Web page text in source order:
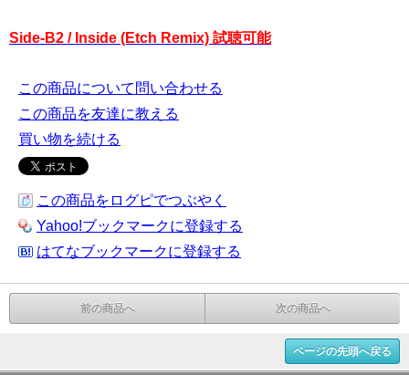
Side-B2 / Inside (Etch Remix) 試聴可能
この商品について問い合わせる
この商品を友達に教える
買い物を続ける
この商品をログピでつぶやく
Yahoo!ブックマークに登録する
はてなブックマークに登録する
前の商品へ 次の商品へ
ページの先頭へ戻る